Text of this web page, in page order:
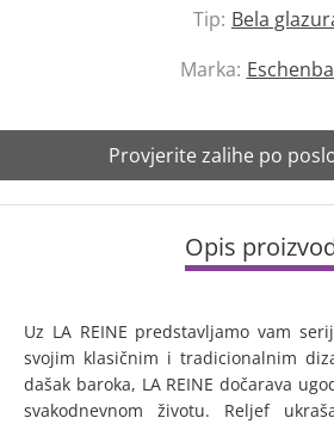
Tip: Bela
Marka:
Provjerite zalihe po
Opis
Uz LA REINE predstavljamo vam
svojim klasičnim i tradicionalnim
dašak baroka, LA REINE dočarava
svakodnevnom životu. Reljef